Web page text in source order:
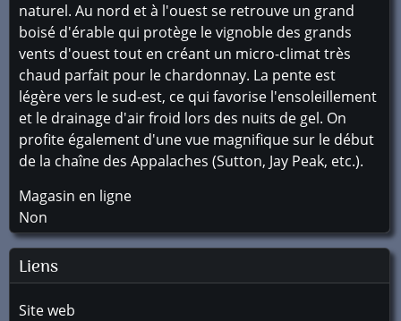
naturel. Au nord et à l'ouest se retrouve un grand
boisé d'érable qui protège le vignoble des grands
vents d'ouest tout en créant un micro-climat très
chaud parfait pour le chardonnay. La pente est
légère vers le sud-est, ce qui favorise l'ensoleillement
et le drainage d'air froid lors des nuits de gel. On
profite également d'une vue magnifique sur le début
de la chaîne des Appalaches (Sutton, Jay Peak, etc.).
Magasin en ligne
Non
Liens
Site web